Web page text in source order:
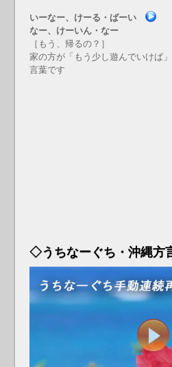
いーなー、けーる・ばーい
なー、けーいん・なー
［もう、帰るの？］
家の方が「もう少し遊んでいけば
言葉です
◇うちなーぐち・沖縄方